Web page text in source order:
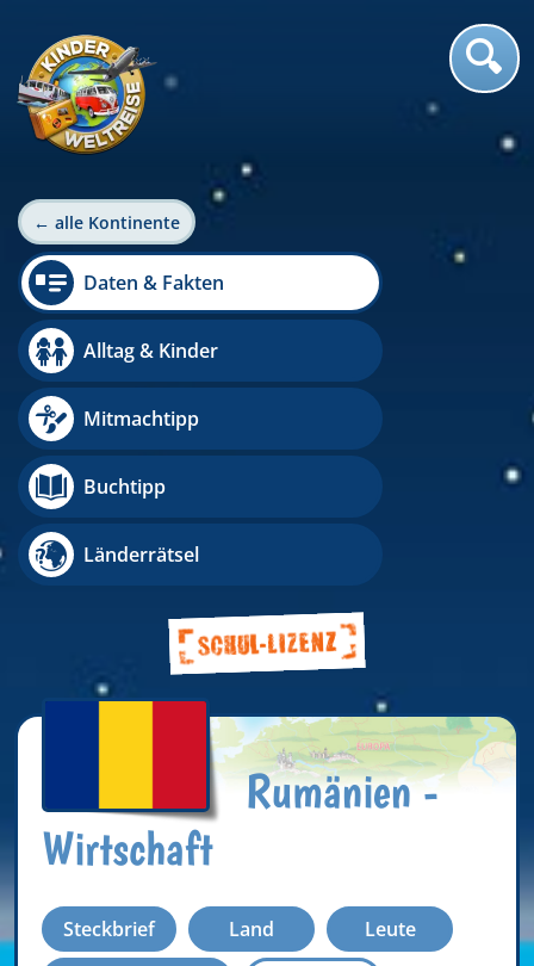
← alle Kontinente
Daten & Fakten
Alltag & Kinder
Mitmachtipp
Buchtipp
Länderrätsel
Rumänien -
Wirtschaft
Steckbrief Land
Leute